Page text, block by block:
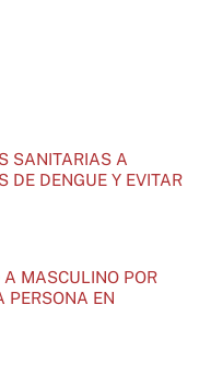
SANITARIAS A
DE DENGUE Y EVITAR
MASCULINO POR
PERSONA EN